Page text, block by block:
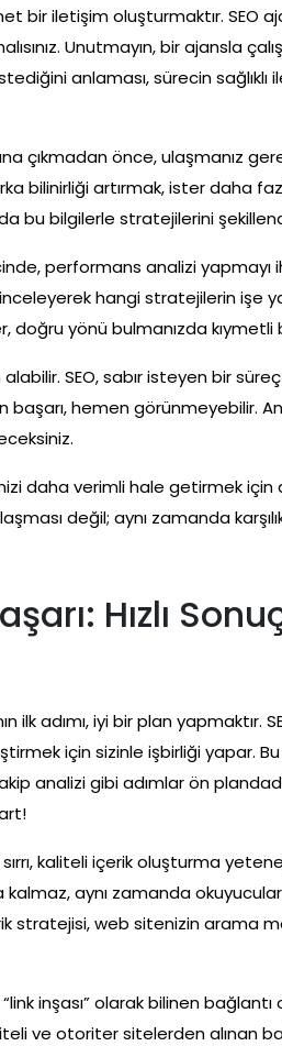
bir iletişim oluşturmaktır. SEO
Unutmayın, bir ajansla
anlaması, sürecin sağlıklı
çıkmadan önce, ulaşmanız
bilinirliği artırmak, ister daha
bu bilgilerle stratejilerini
performans analizi yapmayı
hangi stratejilerin işe
doğru yönü bulmanızda kıymetli
SEO, sabır isteyen bir
hemen görünmeyebilir.
daha verimli hale getirmek için
değil; aynı zamanda
Hızlı
ilk adımı, iyi bir plan yapmaktır.
için sizinle işbirliği yapar.
analizi gibi adımlar ön
sırrı, kaliteli içerik oluşturma
aynı zamanda
stratejisi, web sitenizin arama
“link inşası” olarak bilinen
ve otoriter sitelerden alınan